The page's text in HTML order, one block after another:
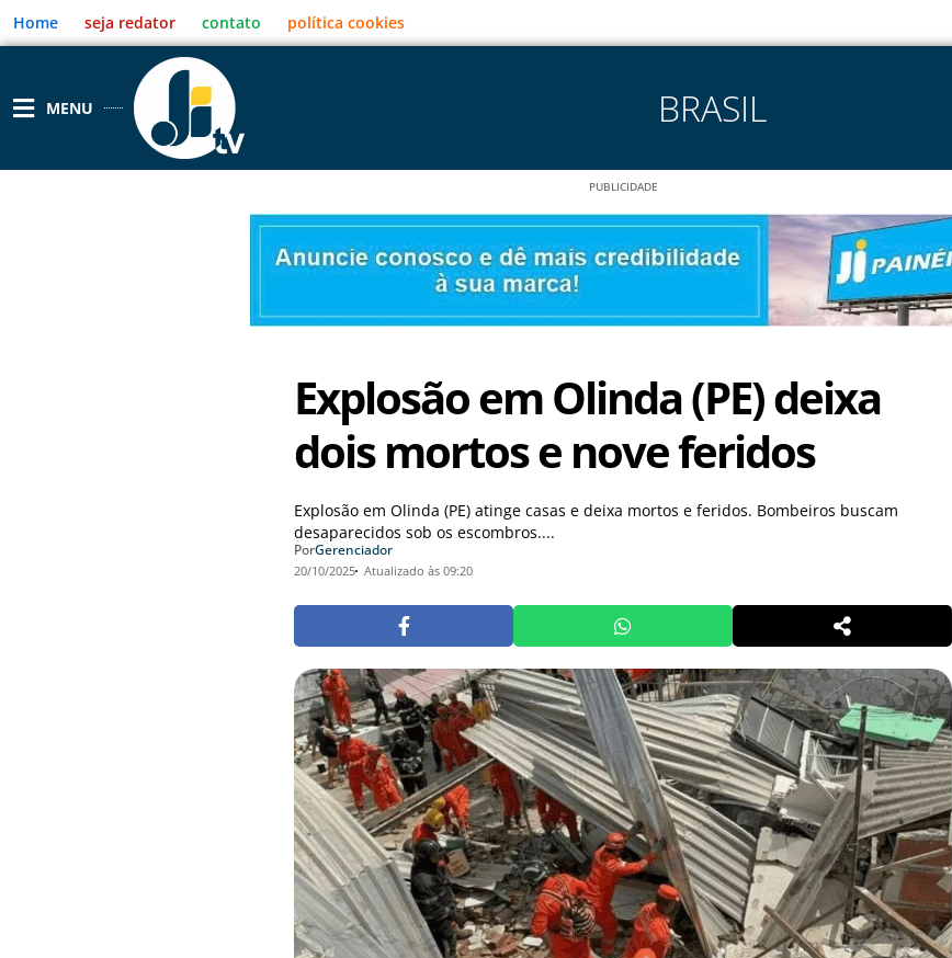
para
o
Home seja redator contato política cookies
MENU BRASIL
PUBLICIDADE
Explosão em Olinda (PE) deixa
dois mortos e nove feridos
Explosão em Olinda (PE) atinge casas e deixa mortos e feridos. Bombeiros buscam
desaparecidos sob os escombros....
PorGerenciador
20/10/2025 Atualizado às 09:20